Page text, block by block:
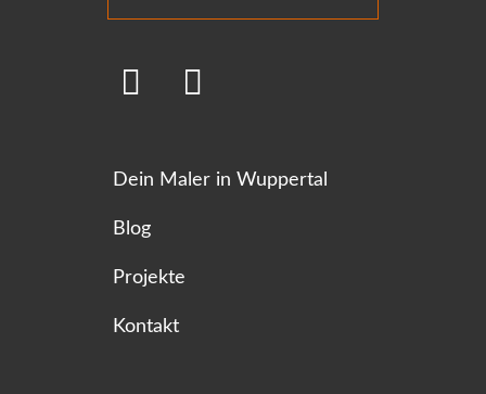
Dein Maler in Wuppertal
Blog
Projekte
Kontakt